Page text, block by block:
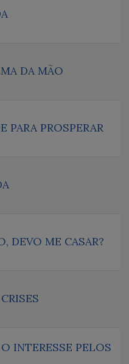
DA MÃO
PARA PROSPERAR
DEVO ME CASAR?
INTERESSE PELOS